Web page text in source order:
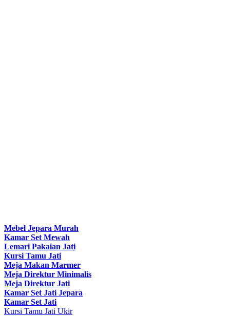
Mebel Jepara Murah
Kamar Set Mewah
Lemari Pakaian Jati
Kursi Tamu Jati
Meja Makan Marmer
Meja Direktur Minimalis
Meja Direktur Jati
Kamar Set Jati Jepara
Kamar Set Jati
Kursi Tamu Jati Ukir